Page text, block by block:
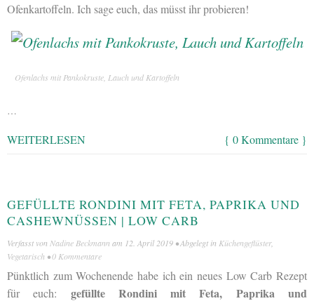
Ofenkartoffeln. Ich sage euch, das müsst ihr probieren!
Ofenlachs mit Pankokruste, Lauch und Kartoffeln
…
WEITERLESEN { 0 Kommentare }
GEFÜLLTE RONDINI MIT FETA, PAPRIKA UND
CASHEWNÜSSEN | LOW CARB
Verfasst von Nadine Beckmann am 12. April 2019 • Abgelegt in Küchengeflüster,
Vegetarisch •0 Kommentare
Pünktlich zum Wochenende habe ich ein neues Low Carb Rezept
für euch: gefüllte Rondini mit Feta, Paprika und